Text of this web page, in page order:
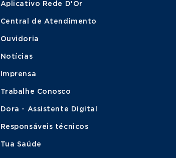
Aplicativo Rede D'Or
Central de Atendimento
Ouvidoria
Notícias
Imprensa
Trabalhe Conosco
Dora - Assistente Digital
Responsáveis técnicos
Tua Saúde